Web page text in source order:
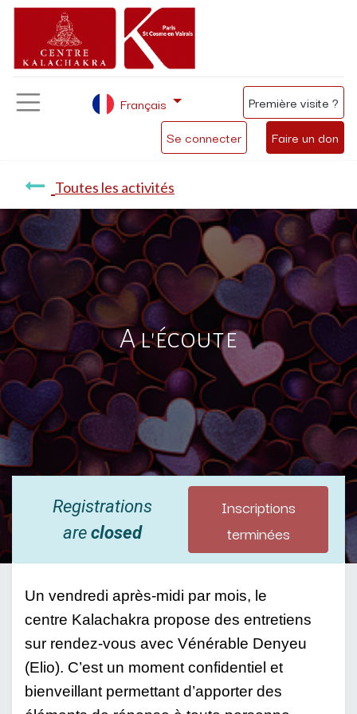
Se connecter Faire un don
Français Première visite ?
Toutes les activités
A l'écoute
Registrations
areclosed
Inscriptions
terminées
Un vendredi après-midi par mois, le
centre Kalachakra propose des entretiens
sur rendez-vous avec Vénérable Denyeu
(Elio). C’est un moment confidentiel et
bienveillant permettant d’apporter des